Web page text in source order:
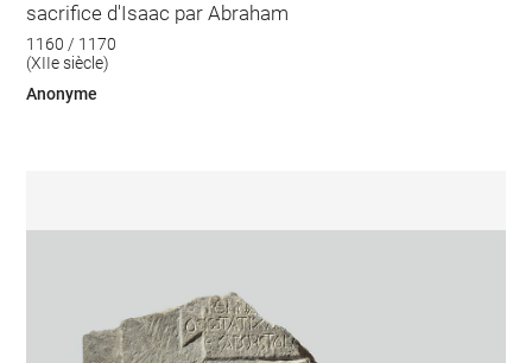
sacrifice d'Isaac par Abraham
1160 / 1170
(XIIe siècle)
Anonyme